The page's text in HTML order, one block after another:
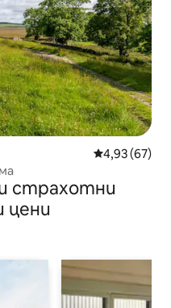
Средна
4,93 (67)
страхотни
цени